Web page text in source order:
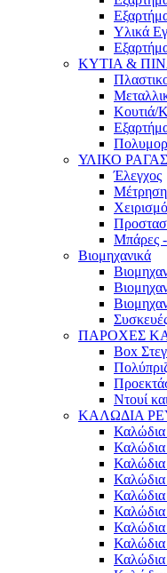
Υλικά
ΚΥΤΙΑ &
Κουτιά/
ΥΛΙΚΟ ΡΑΓΑΣ
Έλεγχος
Μπάρες
Βιομηχανικά
ΠΑΡΟΧΕΣ
Box
Ντουί
ΚΑΛΩΔΙΑ